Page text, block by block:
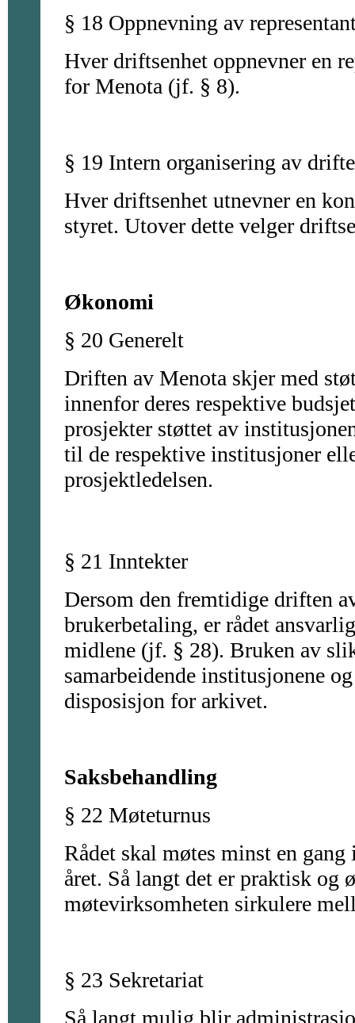
§ 18 Oppnevning av
Hver driftsenhet oppnevner en
for Menota (jf. § 8).
§ 19 Intern organisering av
Hver driftsenhet utnevner en
styret. Utover dette velger
Økonomi
§ 20 Generelt
Driften av Menota skjer med
innenfor deres respektive
prosjekter støttet av
til de respektive institusjoner
prosjektledelsen.
§ 21 Inntekter
Dersom den fremtidige driften
brukerbetaling, er rådet
midlene (jf. § 28). Bruken av
samarbeidende institusjonene
disposisjon for arkivet.
Saksbehandling
§ 22 Møteturnus
Rådet skal møtes minst en
året. Så langt det er praktisk
møtevirksomheten sirkulere
§ 23 Sekretariat
Så langt mulig blir